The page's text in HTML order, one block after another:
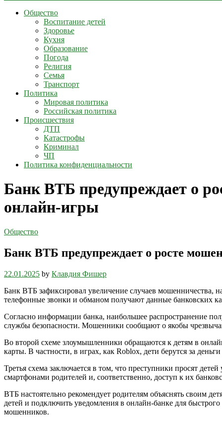
Общество
Воспитание детей
Здоровье
Кухня
Образование
Погода
Религия
Семья
Транспорт
Политика
Мировая политика
Российская политика
Происшествия
ДТП
Катастрофы
Криминал
ЧП
Политика конфиденциальности
Банк ВТБ предупреждает о
онлайн-игры
Общество
Банк ВТБ предупреждает о росте
22.01.2025 by Клавдия Фишер
Банк ВТБ зафиксировал увеличение случаев мошенничества,
телефонные звонки и обманом получают данные банковских
Согласно информации банка, наибольшее распространение
службы безопасности. Мошенники сообщают о якобы
Во второй схеме злоумышленники обращаются к детям в
карты. В частности, в играх, как Roblox, дети берутся за
Третья схема заключается в том, что преступники просят
смартфонами родителей и, соответственно, доступ к их
ВТБ настоятельно рекомендует родителям объяснять своим
детей и подключить уведомления в онлайн-банке для
мошенников.